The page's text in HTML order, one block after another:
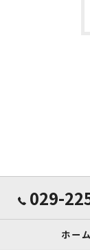
029-
ホーム